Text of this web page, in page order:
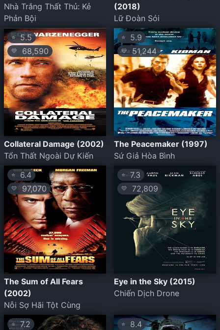
Nhà Trắng Thất Thủ: Kẻ
Phản Bội
(2018)
Lữ Đoàn Sói
⭐5.5
💛 68,590
Collateral Damage (2002)
Tổn Thất Ngoài Dự Kiến
⭐ 5.9
💛51,244
The Peacemaker (1997)
Sứ Giả Hòa Bình
⭐ 6.4
💛 97,070
The Sum of All Fears
(2002)
Nỗi Sợ Hãi Tột Cùng
⭐7.3
💛 72,809
Eye in the Sky (2015)
Chiến Dịch Drone
⭐ 7.2 ⭐ 8.4